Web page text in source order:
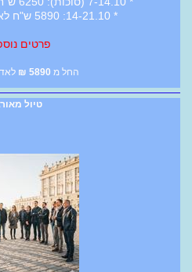
* 14-21.10: 5890 ש"ח לאדם בחדר זוגי מלא
פרטים
החל מ 5890
₪
טיול